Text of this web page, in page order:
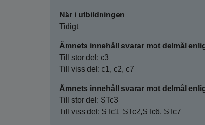
När i utbildningen
Tidigt
Ämnets innehåll svarar mot delmål
Till stor del: c3
Till viss del: c1, c2, c7
Ämnets innehåll svarar mot delmål
Till stor del: STc3
Till viss del: STc1, STc2,STc6, STc7